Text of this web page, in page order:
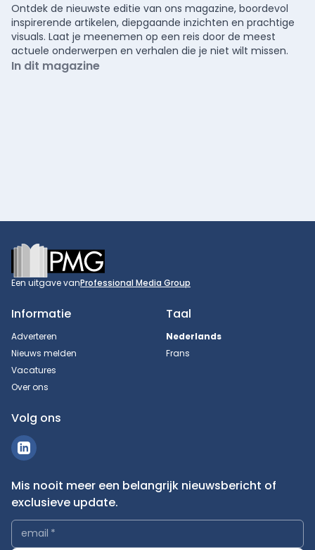
Ontdek de nieuwste editie van ons magazine, boordevol
inspirerende artikelen, diepgaande inzichten en prachtige
visuals. Laat je meenemen op een reis door de meest
actuele onderwerpen en verhalen die je niet wilt missen.
In dit magazine
Footer
Een uitgave vanProfessional Media Group
Informatie
Adverteren
Nieuws melden
Vacatures
Over ons
Taal
Nederlands
Frans
Volg ons
Mis nooit meer een belangrijk nieuwsbericht of
exclusieve update.
email *